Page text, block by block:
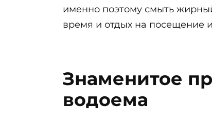
именно поэтому смыть
время и отдых на посещение
Знаменитое
водоема